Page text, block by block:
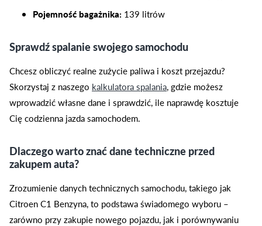
Pojemność bagażnika: 139 litrów
Sprawdź spalanie swojego samochodu
Chcesz obliczyć realne zużycie paliwa i koszt przejazdu?
Skorzystaj z naszego kalkulatora spalania, gdzie możesz
wprowadzić własne dane i sprawdzić, ile naprawdę kosztuje
Cię codzienna jazda samochodem.
Dlaczego warto znać dane techniczne przed
zakupem auta?
Zrozumienie danych technicznych samochodu, takiego jak
Citroen C1 Benzyna, to podstawa świadomego wyboru –
zarówno przy zakupie nowego pojazdu, jak i porównywaniu